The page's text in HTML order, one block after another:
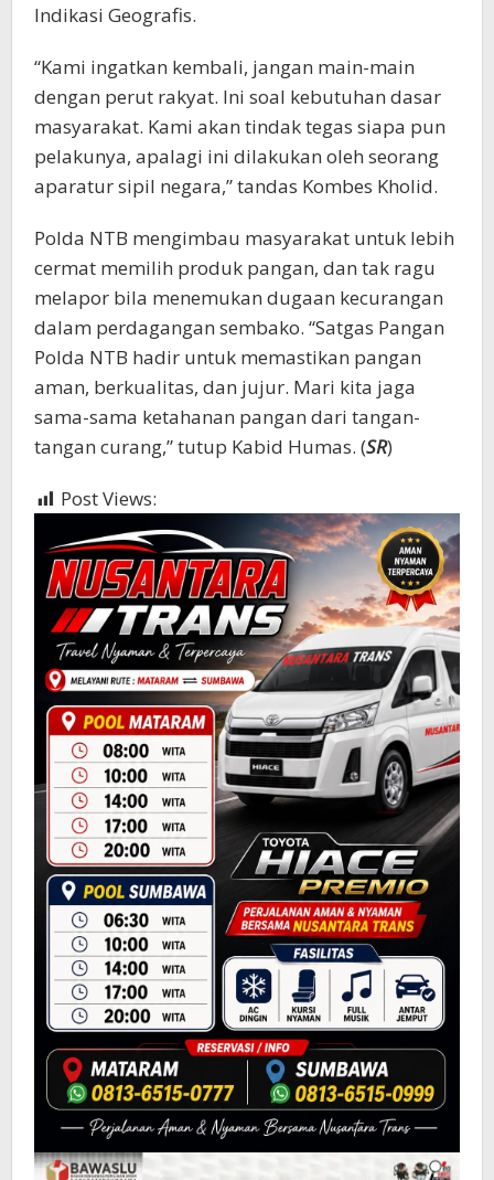
Indikasi Geografis.
“Kami ingatkan kembali, jangan main-main
dengan perut rakyat. Ini soal kebutuhan dasar
masyarakat. Kami akan tindak tegas siapa pun
pelakunya, apalagi ini dilakukan oleh seorang
aparatur sipil negara,” tandas Kombes Kholid.
Polda NTB mengimbau masyarakat untuk lebih
cermat memilih produk pangan, dan tak ragu
melapor bila menemukan dugaan kecurangan
dalam perdagangan sembako. “Satgas Pangan
Polda NTB hadir untuk memastikan pangan
aman, berkualitas, dan jujur. Mari kita jaga
sama-sama ketahanan pangan dari tangan-
tangan curang,” tutup Kabid Humas. (SR)
Post Views: